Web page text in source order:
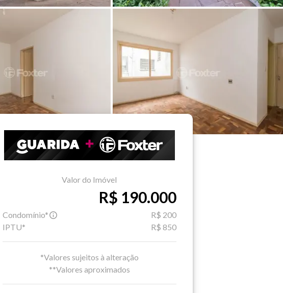
Valor do Imóvel
R$ 190.000
Condomínio*
R$ 200
IPTU*
R$ 850
*Valores sujeitos à alteração
**Valores aproximados